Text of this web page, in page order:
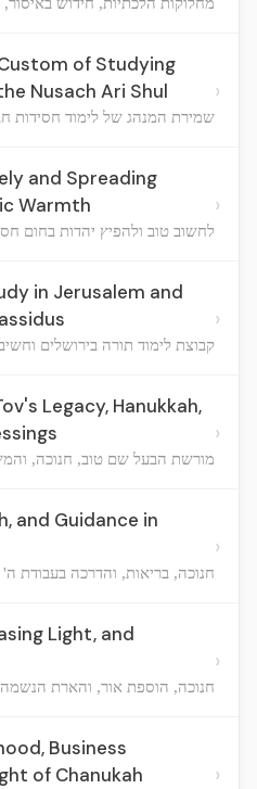
of Studying
Nusach Ari Shul
שמירת המנהג של לימוד חסידות
›
and Spreading
Warmth
לחשוב טוב ולהפיץ יהדות בחום
›
in Jerusalem and
קבוצת לימוד תורה בירושלים
›
Legacy, Hanukkah,
מורשת הבעל שם טוב, חנוכה,
›
and Guidance in
חנוכה, בריאות, והדרכה בעבודת ה'
›
Light, and
חנוכה, הוספת אור, והארת הנשמה
›
Business
of Chanukah
›